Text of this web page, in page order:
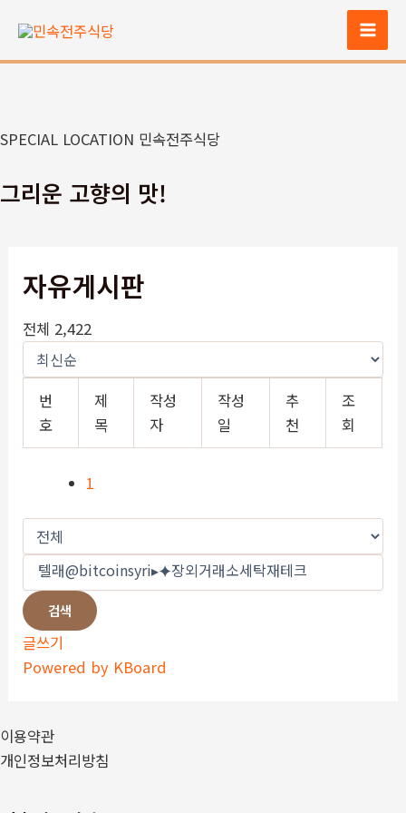
츠
너
기
Main
SPECIAL LOCATION 민속전주식당
그리운 고향의 맛!
자유게시판
전체 2,422
번
호
제
목
작성
자
작성
일
추
천
조
회
1
검색
글쓰기
Powered by KBoard
이용약관
개인정보처리방침